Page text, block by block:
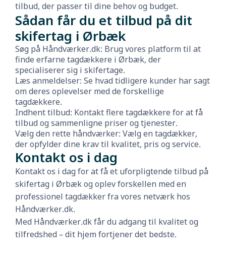
tilbud, der passer til dine behov og budget.
Sådan får du et tilbud på dit
skifertag i Ørbæk
Søg på Håndværker.dk: Brug vores platform til at
finde erfarne tagdækkere i Ørbæk, der
specialiserer sig i skifertage.
Læs anmeldelser: Se hvad tidligere kunder har sagt
om deres oplevelser med de forskellige
tagdækkere.
Indhent tilbud: Kontakt flere tagdækkere for at få
tilbud og sammenligne priser og tjenester.
Vælg den rette håndværker: Vælg en tagdækker,
der opfylder dine krav til kvalitet, pris og service.
Kontakt os i dag
Kontakt os i dag for at få et uforpligtende tilbud på
skifertag i Ørbæk og oplev forskellen med en
professionel tagdækker fra vores netværk hos
Håndværker.dk.
Med Håndværker.dk får du adgang til kvalitet og
tilfredshed – dit hjem fortjener det bedste.